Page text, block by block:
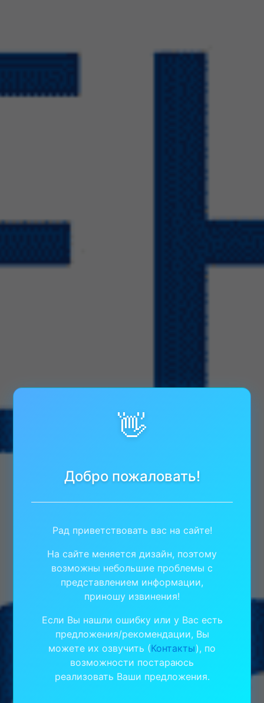
👋
Добро пожаловать!
Рад приветствовать вас на сайте!
На сайте меняется дизайн, поэтому
возможны небольшие проблемы с
представлением информации,
приношу извинения!
Если Вы нашли ошибку или у Вас есть
предложения/рекомендации, Вы
можете их озвучить (Контакты), по
возможности постараюсь
реализовать Ваши предложения.